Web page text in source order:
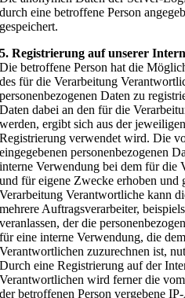
durch eine betroffene Person
gespeichert.
5. Registrierung auf unserer
Die betroffene Person hat die
des für die Verarbeitung
personenbezogenen Daten zu
Daten dabei an den für die
werden, ergibt sich aus der
Registrierung verwendet wird. Die
eingegebenen personenbezogenen
interne Verwendung bei dem für die
und für eigene Zwecke erhoben und
Verarbeitung Verantwortliche kann
mehrere Auftragsverarbeiter,
veranlassen, der die
für eine interne Verwendung, die
Verantwortlichen zuzurechnen ist,
Durch eine Registrierung auf der
Verantwortlichen wird ferner die
der betroffenen Person vergebene